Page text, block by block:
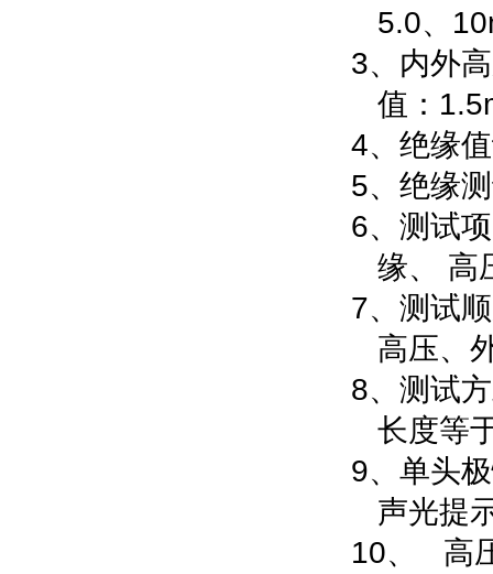
5.0、
3、 内外
值：
4、 绝缘
5、 绝缘
6、 测试
缘、
高
7、 测试
高压、
8、 测试
长度等
9、 单头
声光提
10、 高